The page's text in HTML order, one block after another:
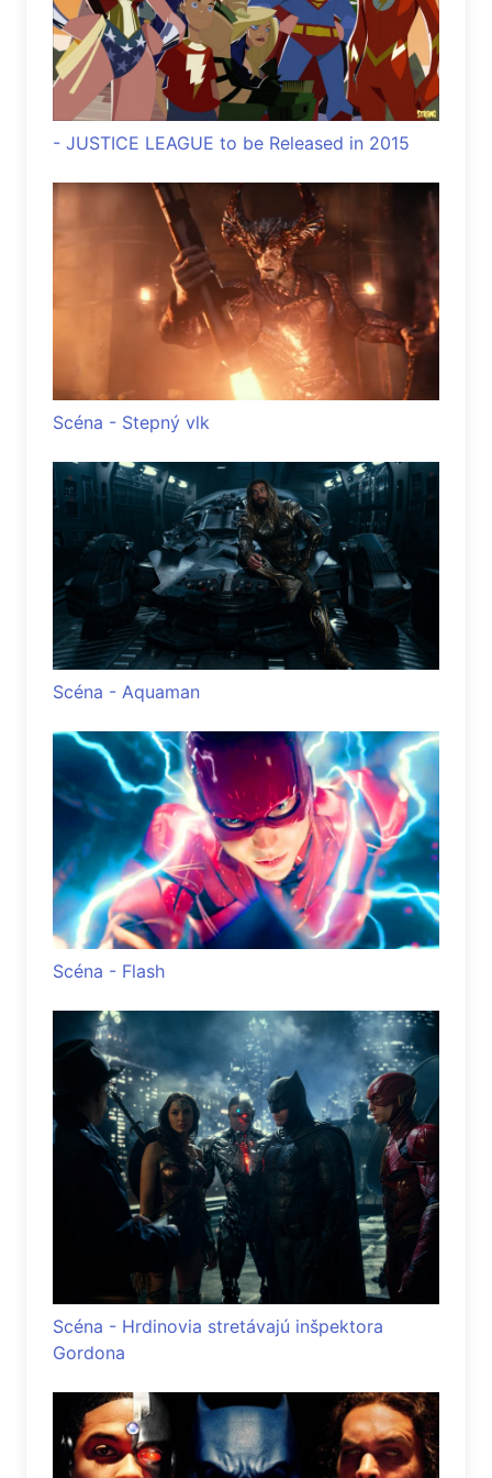
- JUSTICE LEAGUE to be Released in 2015
Scéna - Stepný vlk
Scéna - Aquaman
Scéna - Flash
Scéna - Hrdinovia stretávajú inšpektora
Gordona